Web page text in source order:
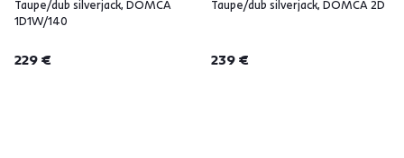
Taupe/dub silverjack, DOMCA
1D1W/140
229 €
Taupe/dub silverjack, DOMCA 2D
239 €